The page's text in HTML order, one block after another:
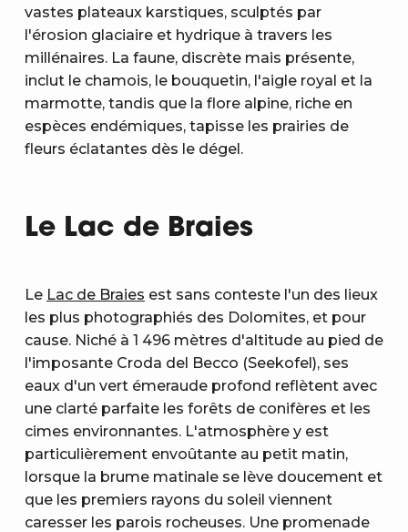
vastes plateaux karstiques, sculptés par
l'érosion glaciaire et hydrique à travers les
millénaires. La faune, discrète mais présente,
inclut le chamois, le bouquetin, l'aigle royal et la
marmotte, tandis que la flore alpine, riche en
espèces endémiques, tapisse les prairies de
fleurs éclatantes dès le dégel.
Le Lac de Braies
Le Lac de Braies est sans conteste l'un des lieux
les plus photographiés des Dolomites, et pour
cause. Niché à 1 496 mètres d'altitude au pied de
l'imposante Croda del Becco (Seekofel), ses
eaux d'un vert émeraude profond reflètent avec
une clarté parfaite les forêts de conifères et les
cimes environnantes. L'atmosphère y est
particulièrement envoûtante au petit matin,
lorsque la brume matinale se lève doucement et
que les premiers rayons du soleil viennent
caresser les parois rocheuses. Une promenade